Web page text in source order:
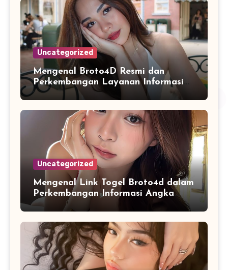
Uncategorized
Mengenal Broto4D Resmi dan
Perkembangan Layanan Informasi
Berbasis Teknologi Modern
Uncategorized
Mengenal Link Togel Broto4d dalam
Perkembangan Informasi Angka
Digital